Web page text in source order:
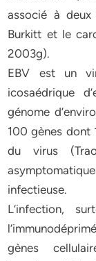
associé à
Burkitt et le
2003g).
EBV est un
icosaédrique
génome
100 gènes dont
du virus
infectieuse.
L’infection,
gènes